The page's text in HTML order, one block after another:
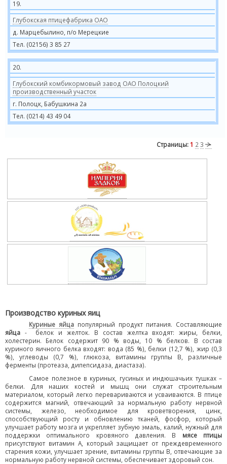
19.
Глубокская птицефабрика ОАО
д. Марцебылино, п/о Мерецкие
Тел. (02156) 3 85 27
20.
Глубокский комбикормовый завод ОАО Полоцкий
производственный участок
г. Полоцк, Бабушкина 2а
Тел. (0214) 43 49 04
Страницы: 1 2 3
Производство куриных яиц
Куриные яйца популярный продукт питания. Составляющие
яйца -
белок и желток. В состав желтка входят: жиры, белки,
холестерин. Белок содержит 90 % воды, 10 % белков. В состав
куриного яичного белка входят: вода (85 %), белки (12,7 %), жир (0,3
%), углеводы (0,7 %), глюкоза, витамины группы В, различные
ферменты (протеаза, дипепсидаза, диастаза).
Самое полезное в куриных, гусиных и индюшачьих тушках –
белки. Для наших костей и мышц они служат строительным
материалом, который легко перевариваются и усваиваются. В птице
содержится магний, отвечающий за нормальную работу нервной
системы, железо, необходимое для кроветворения, цинк,
способствующий росту и обновлению тканей, фосфор, который
улучшает работу мозга и укрепляет зубную эмаль, калий, нужный для
поддержки оптимального кровяного давления. В мясе птицы
присутствуют витамин А, который защищает от преждевременного
старения кожи, улучшает зрение, витамины группы В, отвечающие за
нормальную работу нервной системы, обеспечивает здоровый сон.